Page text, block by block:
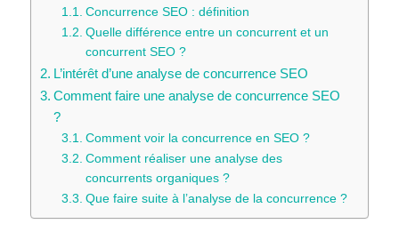
Concurrence SEO : définition
Quelle différence entre un concurrent et un
concurrent SEO ?
L’intérêt d’une analyse de concurrence SEO
Comment faire une analyse de concurrence SEO
?
Comment voir la concurrence en SEO ?
Comment réaliser une analyse des
concurrents organiques ?
Que faire suite à l’analyse de la concurrence ?